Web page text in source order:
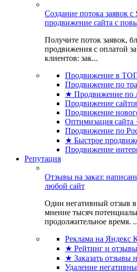
Создание потока заявок
продвижение сайта с
Получите поток заявок,
продвижения с оплатой
клиентов: зак...
Продвижение в
Продвижение по
★ Продвижение по
Продвижение
Продвижение
Оптимизация сайта
Продвижение по
★ Быстрое
Продвижение
Репутация
Отзывы на заказ:
любой сайт
Один негативный отзыв в
мнение тысяч
продолжительное время.
Реклама на Яндекс
★ Рейтинг и
★ Заказать отзывы
Удаление